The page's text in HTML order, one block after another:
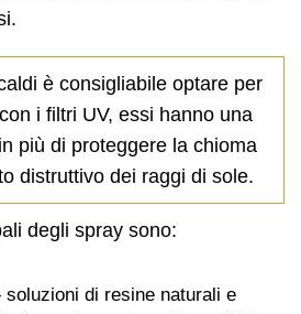
è consigliabile optare per
i filtri UV, essi hanno una
più di proteggere la chioma
distruttivo dei raggi di sole.
degli spray sono:
di resine naturali e